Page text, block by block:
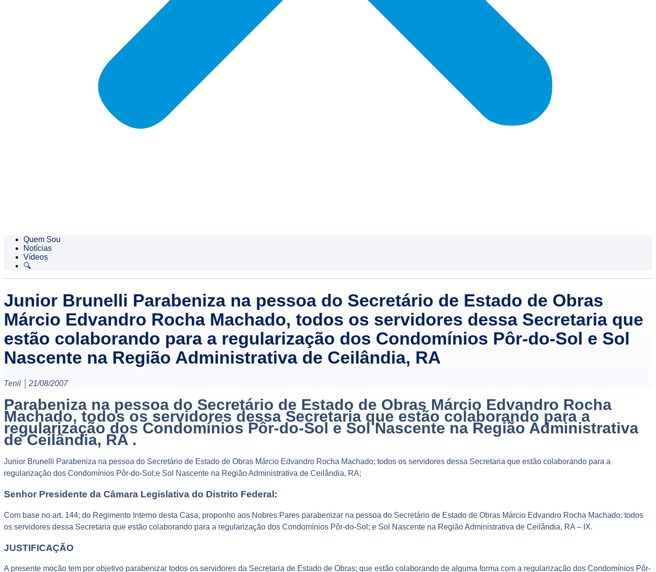
Quem Sou
Notícias
Vídeos
🔍
Junior Brunelli Parabeniza na pessoa do Secretário de Estado de Obras
Márcio Edvandro Rocha Machado, todos os servidores dessa Secretaria que
estão colaborando para a regularização dos Condomínios Pôr-do-Sol e Sol
Nascente na Região Administrativa de Ceilândia, RA
Tenil 21/08/2007
Parabeniza na pessoa do Secretário de Estado de Obras Márcio Edvandro Rocha
Machado, todos os servidores dessa Secretaria que estão colaborando para a
regularização dos Condomínios Pôr-do-Sol e Sol Nascente na Região Administrativa
de Ceilândia, RA .
Junior Brunelli Parabeniza na pessoa do Secretário de Estado de Obras Márcio Edvandro Rocha Machado; todos os servidores dessa Secretaria que estão colaborando para a
regularização dos Condomínios Pôr-do-Sol;e Sol Nascente na Região Administrativa de Ceilândia, RA;
Senhor Presidente da Câmara Legislativa do Distrito Federal:
Com base no art. 144; do Regimento Interno desta Casa, proponho aos Nobres Pares parabenizar na pessoa do Secretário de Estado de Obras Márcio Edvandro Rocha Machado; todos
os servidores dessa Secretaria que estão colaborando para a regularização dos Condomínios Pôr-do-Sol; e Sol Nascente na Região Administrativa de Ceilândia, RA – IX.
JUSTIFICAÇÃO
A presente moção tem por objetivo parabenizar todos os servidores da Secretaria de Estado de Obras; que estão colaborando de alguma forma com a regularização dos Condomínios Pôr-